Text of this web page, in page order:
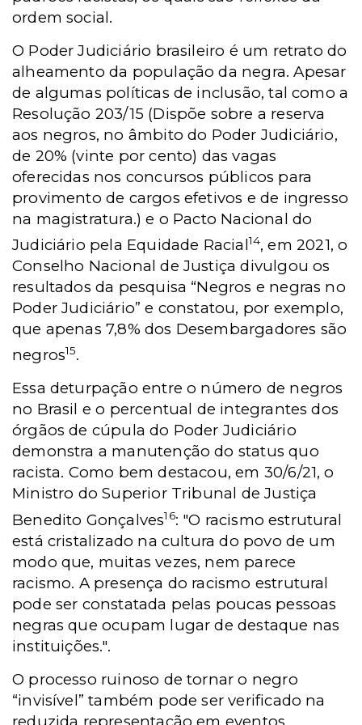
ordem social.
O Poder Judiciário brasileiro é um retrato do
alheamento da população da negra. Apesar
de algumas políticas de inclusão, tal como a
Resolução 203/15 (Dispõe sobre a reserva
aos negros, no âmbito do Poder Judiciário,
de 20% (vinte por cento) das vagas
oferecidas nos concursos públicos para
provimento de cargos efetivos e de ingresso
na magistratura.) e o Pacto Nacional do
Judiciário pela Equidade Racial14, em 2021, o
Conselho Nacional de Justiça divulgou os
resultados da pesquisa “Negros e negras no
Poder Judiciário” e constatou, por exemplo,
que apenas 7,8% dos Desembargadores são
negros15.
Essa deturpação entre o número de negros
no Brasil e o percentual de integrantes dos
órgãos de cúpula do Poder Judiciário
demonstra a manutenção do status quo
racista. Como bem destacou, em 30/6/21, o
Ministro do Superior Tribunal de Justiça
Benedito Gonçalves16: "O racismo estrutural
está cristalizado na cultura do povo de um
modo que, muitas vezes, nem parece
racismo. A presença do racismo estrutural
pode ser constatada pelas poucas pessoas
negras que ocupam lugar de destaque nas
instituições.".
O processo ruinoso de tornar o negro
“invisível” também pode ser verificado na
reduzida representação em eventos